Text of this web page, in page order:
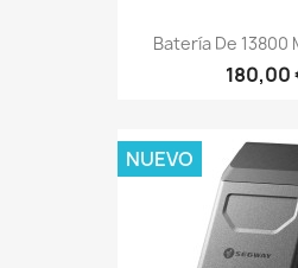
Batería De 13800
180,00
NUEVO